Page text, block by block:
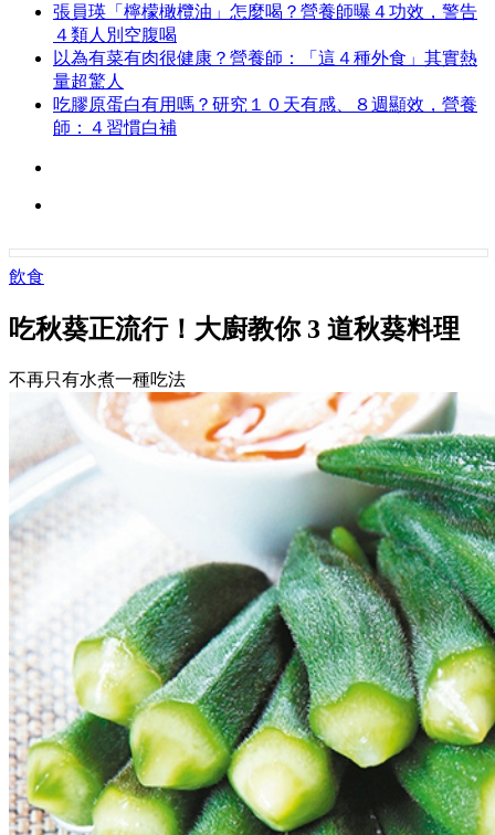
張員瑛「檸檬橄欖油」怎麼喝？營養師曝４功效，警告
４類人別空腹喝
以為有菜有肉很健康？營養師：「這４種外食」其實熱
量超驚人
吃膠原蛋白有用嗎？研究１０天有感、８週顯效，營養
師：４習慣白補
飲食
吃秋葵正流行！大廚教你 3 道秋葵料理
不再只有水煮一種吃法